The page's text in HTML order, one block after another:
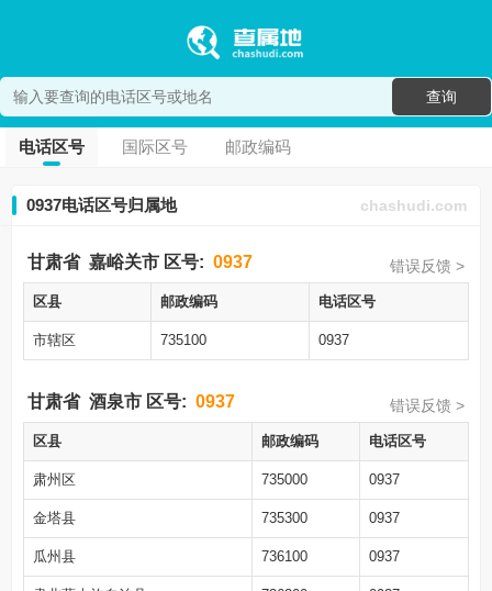
查询
电话区号 国际区号 邮政编码
0937电话区号归属地 chashudi.com
甘肃省 嘉峪关市 区号: 0937 错误反馈 >
区县 邮政编码 电话区号
市辖区 735100 0937
甘肃省 酒泉市 区号: 0937 错误反馈 >
区县 邮政编码 电话区号
肃州区 735000 0937
金塔县 735300 0937
瓜州县 736100 0937